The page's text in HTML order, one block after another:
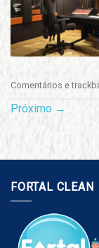
Comentários e
Próximo →
FORTAL CLEAN